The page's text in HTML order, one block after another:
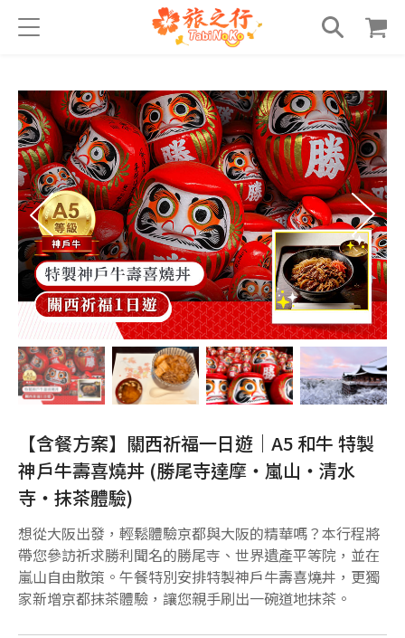
【含餐方案】關西祈福一日遊｜A5 和牛 特製
神戶牛壽喜燒丼 (勝尾寺達摩・嵐山・清水
寺・抹茶體驗)
想從大阪出發，輕鬆體驗京都與大阪的精華嗎？本行程將
帶您參訪祈求勝利聞名的勝尾寺、世界遺產平等院，並在
嵐山自由散策。午餐特別安排特製神戶牛壽喜燒丼，更獨
家新增京都抹茶體驗，讓您親手刷出一碗道地抹茶。